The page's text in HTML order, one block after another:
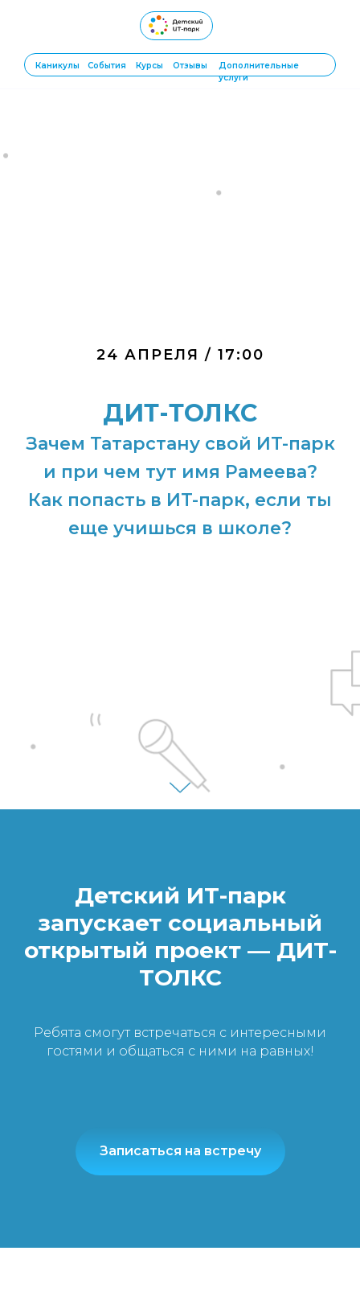
Курсы
События
Каникулы Отзывы
Дополнительные
услуги
24 АПРЕЛЯ / 17:00
ДИТ-ТОЛКС
Зачем Татарстану свой ИT-парк
и при чем тут имя Рамеева?
Как попасть в ИT-парк, если ты
еще учишься в школе?
Детский ИТ-парк
запускает социальный
открытый проект — ДИТ-
ТОЛКС
Ребята смогут встречаться с интересными
гостями и общаться с ними на равных!
Записаться на встречу